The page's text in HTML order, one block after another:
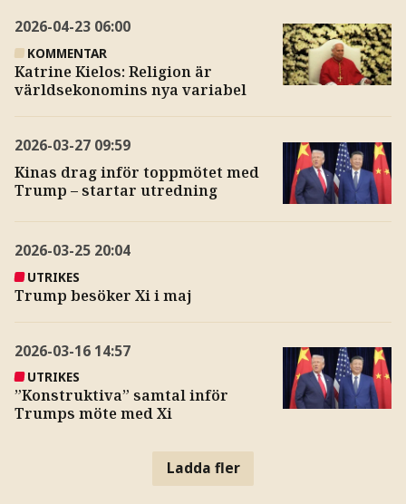
2026-04-23 06:00
KOMMENTAR
Katrine Kielos: Religion är
världsekonomins nya variabel
2026-03-27 09:59
Kinas drag inför toppmötet med
Trump – startar utredning
2026-03-25 20:04
UTRIKES
Trump besöker Xi i maj
2026-03-16 14:57
UTRIKES
”Konstruktiva” samtal inför
Trumps möte med Xi
Ladda fler